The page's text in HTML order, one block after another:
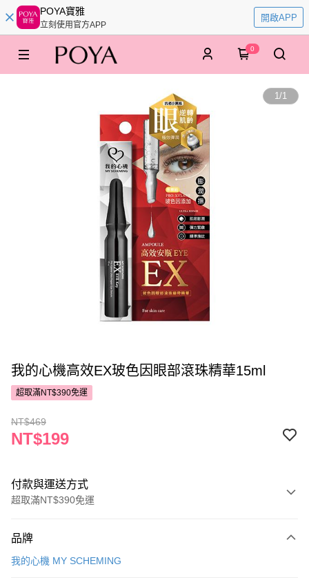
POYA寶雅
立刻使用官方APP
開啟APP
0
1/1
我的心機高效EX玻色因眼部滾珠精華15ml
超取滿NT$390免運
NT$469
NT$199
付款與運送方式
超取滿NT$390免運
POYA支付
品牌
我的心機 MY SCHEMING